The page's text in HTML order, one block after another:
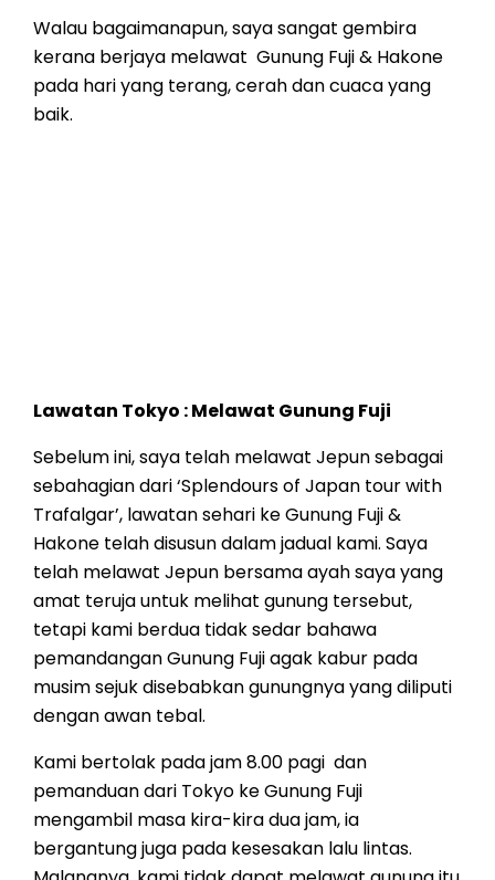
Walau bagaimanapun, saya sangat gembira
kerana berjaya melawat Gunung Fuji & Hakone
pada hari yang terang, cerah dan cuaca yang
baik.
Lawatan Tokyo : Melawat Gunung Fuji
Sebelum ini, saya telah melawat Jepun sebagai
sebahagian dari ‘Splendours of Japan tour with
Trafalgar’, lawatan sehari ke Gunung Fuji &
Hakone telah disusun dalam jadual kami. Saya
telah melawat Jepun bersama ayah saya yang
amat teruja untuk melihat gunung tersebut,
tetapi kami berdua tidak sedar bahawa
pemandangan Gunung Fuji agak kabur pada
musim sejuk disebabkan gunungnya yang diliputi
dengan awan tebal.
Kami bertolak pada jam 8.00 pagi dan
pemanduan dari Tokyo ke Gunung Fuji
mengambil masa kira-kira dua jam, ia
bergantung juga pada kesesakan lalu lintas.